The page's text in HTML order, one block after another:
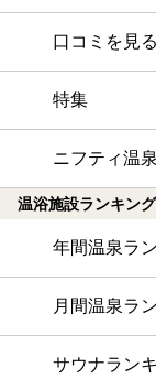
口コミを見る
特集
ニフティ温
温浴施設ランキング
年間温泉ラ
月間温泉ラ
サウナラン